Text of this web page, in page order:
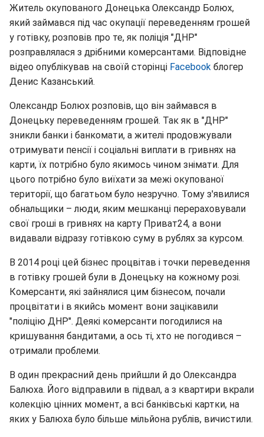
Житель окупованого Донецька Олександр Болюх,
який займався під час окупації переведенням грошей
у готівку, розповів про те, як поліція "ДНР"
розправлялася з дрібними комерсантами. Відповідне
відео опублікував на своїй сторінці Facebook блогер
Денис Казанський.
Олександр Болюх розповів, що він займався в
Донецьку переведенням грошей. Так як в "ДНР"
зникли банки і банкомати, а жителі продовжували
отримувати пенсії і соціальні виплати в гривнях на
карти, їх потрібно було якимось чином знімати. Для
цього потрібно було виїхати за межі окупованої
території, що багатьом було незручно. Тому з'явилися
обнальщики – люди, яким мешканці перераховували
свої гроші в гривнях на карту Приват24, а вони
видавали відразу готівкою суму в рублях за курсом.
В 2014 році цей бізнес процвітав і точки переведення
в готівку грошей були в Донецьку на кожному розі.
Комерсанти, які зайнялися цим бізнесом, почали
процвітати і в якийсь момент вони зацікавили
"поліцію ДНР". Деякі комерсанти погодилися на
кришування бандитами, а ось ті, хто не погодився –
отримали проблеми.
В один прекрасний день прийшли й до Олександра
Балюха. Його відправили в підвал, а з квартири вкрали
колекцію цінних момент, а всі банківські картки, на
яких у Балюха було більше мільйона рублів, вичистили.